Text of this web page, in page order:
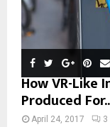
How VR-Like
Produced
April 24, 2017 3